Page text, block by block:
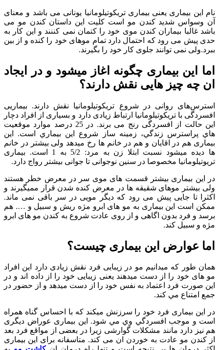
نام این بیماری یعنی بیماری تریکوتیلومانیا یونانی می باشد و معنای
آن وسواس شدید کندن مو است کلیت این داستان کندن مو می
باشد غالبا بیماران کندن موی خود را کتمان نمی کننند و این کار به
حدی پیش می رود که احتمال دارد تمام موهای خود را کنده و از بین
ببرد.ولی نمی توانند جلوی کار خود را بگیرند.
اما این بیماری چگونه اغاز میشود و در ایجاد
ان چه چیز هایی نقش دارند؟
استرس‌های روانی در شروع‌ تريكوتيلومانيا نقش‌ دارند. بيماريی
افسردگی با تريكوتيلومانيا ارتباط‌ زيادی دارد و بسياری از افراد دچار
اين‌ حالت‌ از افسردگی رنج‌ می برند. در 25 درصد موارد موقعيت‌
هاي پراسترس زندگي، زمينه ‌ساز شروع اين بيماري است. این
بیماری هم در اقایان و هم در خانم ها رخ میدهد ولی بیشتر در خانم
ها دیده میشود نسبت ابتلا زن به مرد: 5/2 به 1 است. بیماری
تریوتیلومانیا مخصوصا در سنین نوجوانی تا جوانی بیشتر رواج دارد.
در این بیماری بیشتر قسمت های موی سر در معرض خطر هستند
ولی بیشتر موهای شقیقه ها در معرض کنده شدن قرار ممیگیرند و
اکثرا تا جایی پیش می رود که دیگر مویی در سر باقی نمی ماند.
ممکن است این بیماری به مو های ابرو مژه ریش و سبیل و …. هم
برسد و فرد بدون اگاهی و از روی عادت شروع به کندن مو های ابرو
مژه و سبیل کند.
اما عوارض این بیماری چیست؟
همان طور که میدانیم مو در زیبایی فرد نقش زیادی دارد این افراد
مو های خود را از دست میدهند یعنی زیبایی خود را از داده اند و در
این صورت فرد اعتماد به نفس خود را از دست میدهد و از حضور در
جمع امتناع مي ‌کند.
در این بیماری فرد خود را سرزنش میکند که با احساس گناه همراه
است و موجب افسردگي وي مي ‌شود. این بیماری عوراض دیگری
هم نیز دارد مانند مشکلات گوارشی زیرا در بعضی از مواقع فرد بعد
از کندن مو عادت به خوردن ان می کند. متاسفانه برای این بیماری